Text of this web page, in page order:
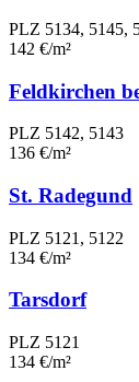
PLZ 5134, 5145,
142 €/m²
Feldkirchen
PLZ 5142, 5143
136 €/m²
St. Radegund
PLZ 5121, 5122
134 €/m²
Tarsdorf
PLZ 5121
134 €/m²